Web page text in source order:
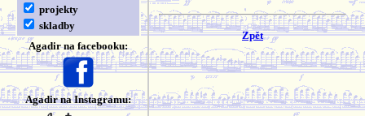
projekty
skladby
Agadir na facebooku:
Agadir na Instagramu:
Zpět